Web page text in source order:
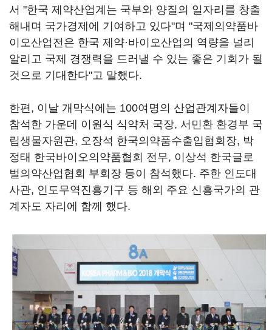
서 "한국 제약산업계는 국부와 양질의 일자리를 창출
해내며 국가경제에 기여하고 있다"며 "국제의약품바
이오산업전은 한국 제약·바이오산업의 역량을 널리
알리고 국제 경쟁력을 드러낼 수 있는 좋은 기회가 될
것으로 기대한다"고 말했다.
한편, 이날 개막식에는 100여명의 산업관계자들이
참석한 가운데 이원식 식약처 국장, 서민환 환경부 국
립생물자원관, 오장석 한국의약품수출입협회장, 박
정태 한국바이오의약품협회 전무, 이상석 한국글로
벌의약산업협회 부회장 등이 참석했다. 주한 인도대
사관, 인도무역진흥기구 등 해외 주요 신흥국가의 관
계자도 자리에 함께 했다.